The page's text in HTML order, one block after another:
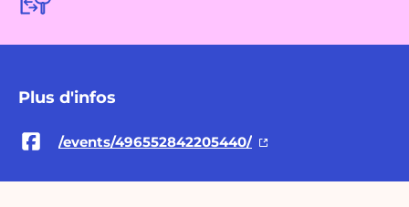
Plus d'infos
/events/496552842205440/